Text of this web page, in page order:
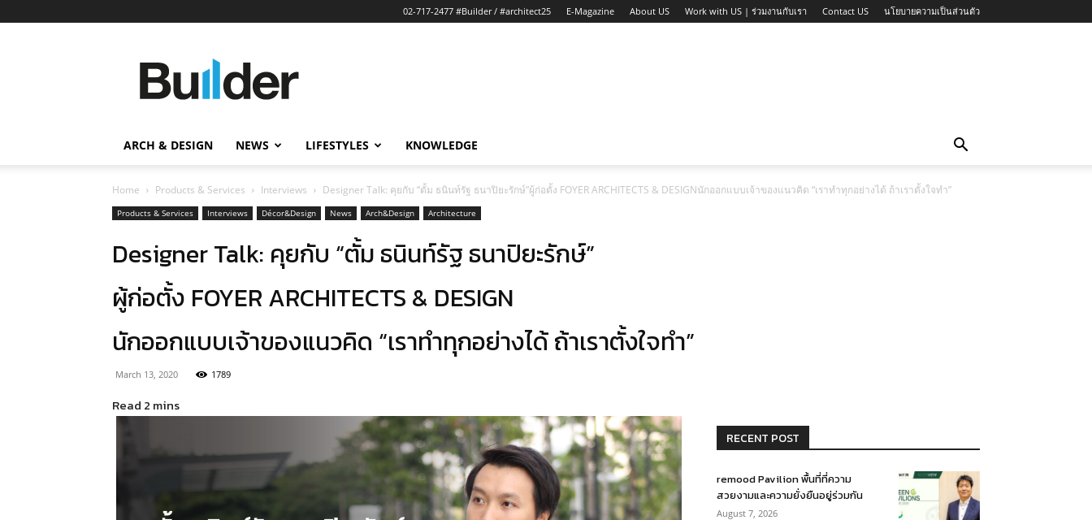
02-717-2477 #Builder / #architect25 E-Magazine About US Work with US | ร่วมงานกับเรา Contact US นโยบายความเป็นส่วนตัว
ข่าว
ก่อสร้าง
ARCH & DESIGN NEWS LIFESTYLES KNOWLEDGE
Home Products & Services Interviews Designer Talk: คุยกับ “ตั้ม ธนินท์รัฐ ธนาปิยะรักษ์”ผู้ก่อตั้ง FOYER ARCHITECTS & DESIGNนักออกแบบเจ้าของแนวคิด “เราทำทุกอย่างได้ ถ้าเราตั้งใจทำ”
Products & Services Interviews Décor&Design News Arch&Design Architecture
Designer Talk: คุยกับ “ตั้ม ธนินท์รัฐ ธนาปิยะรักษ์”
ผู้ก่อตั้ง FOYER ARCHITECTS & DESIGN
นักออกแบบเจ้าของแนวคิด “เราทำทุกอย่างได้ ถ้าเราตั้งใจทำ”
March 13, 2020 1789
RECENT POST
remood Pavilion พื้นที่ที่ความ
สวยงามและความยั่งยืนอยู่ร่วมกัน
August 7, 2026